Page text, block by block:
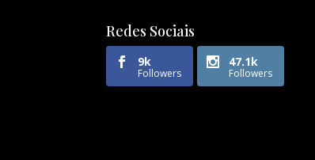
Redes Sociais
9k
Followers
47.1k
Followers